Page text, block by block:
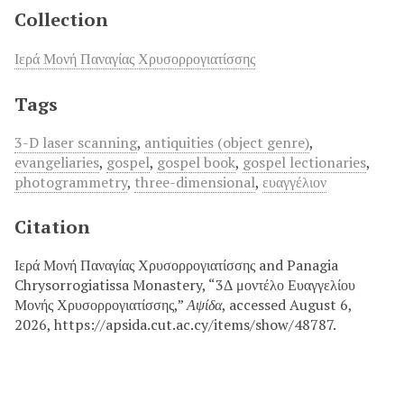
Collection
Ιερά Μονή Παναγίας Χρυσορρογιατίσσης
Tags
3-D laser scanning, antiquities (object genre),
evangeliaries, gospel, gospel book, gospel lectionaries,
photogrammetry, three-dimensional, ευαγγέλιον
Citation
Ιερά Μονή Παναγίας Χρυσορρογιατίσσης and Panagia
Chrysorrogiatissa Monastery, “3Δ μοντέλο Ευαγγελίου
Μονής Χρυσορρογιατίσσης,”Αψίδα, accessed August 6,
2026, https://apsida.cut.ac.cy/items/show/48787.